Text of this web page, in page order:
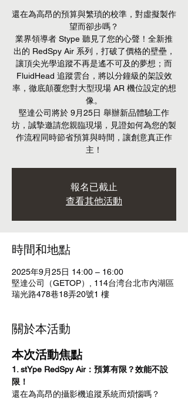
還在為高昂的預算與繁瑣的校準，對虛擬製作
望而卻步嗎？
業界領導者 Stype 聽見了您的心聲！全新推
出的 RedSpy Air 系列，打破了價格的壁壘，
讓頂尖光學追蹤不再是遙不可及的夢想；而
FluidHead 追蹤雲台，將以分鐘級的架設效
率，徹底顛覆您對大型現場 AR 機位設定的想
像。
堅達公司將於 9月25日 舉辦新品體驗工作
坊，誠摯邀請您親臨現場，見證如何為您的製
作流程同時節省預算與時間，讓創意真正作
主！
報名已截止
查看其他活動
時間和地點
2025年9月25日 14:00 – 16:00
堅達公司（GETOP）, 114台湾台北市內湖區
瑞光路478巷18弄20號1 樓
關於本活動
本次活動焦點
1. stYpe RedSpy Air：預算有限？效能不設
限！
還在為高昂的攝影機追蹤系統而煩惱嗎？